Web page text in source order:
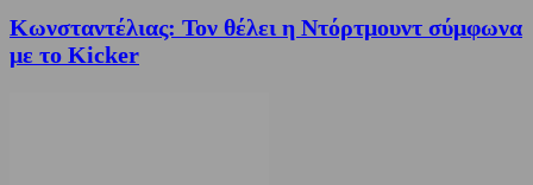
Κωνσταντέλιας: Τον θέλει η Ντόρτμουντ σύμφωνα
με το Kicker